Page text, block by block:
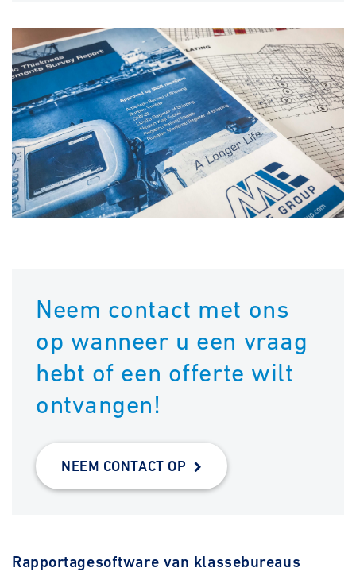
Neem contact met ons
op wanneer u een vraag
hebt of een offerte wilt
ontvangen!
NEEM CONTACT OP
Rapportagesoftware van klassebureaus